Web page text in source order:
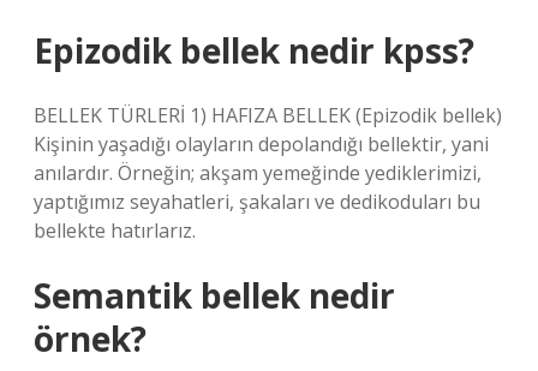
Epizodik bellek nedir kpss?
BELLEK TÜRLERİ 1) HAFIZA BELLEK (Epizodik bellek)
Kişinin yaşadığı olayların depolandığı bellektir, yani
anılardır. Örneğin; akşam yemeğinde yediklerimizi,
yaptığımız seyahatleri, şakaları ve dedikoduları bu
bellekte hatırlarız.
Semantik bellek nedir
örnek?